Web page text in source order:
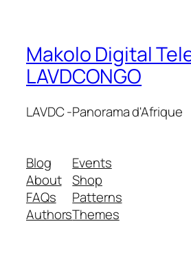
Makolo Digital
LAVDCONGO
LAVDC -Panorama d'Afrique
Blog
About
FAQs
Authors
Events
Shop
Patterns
Themes